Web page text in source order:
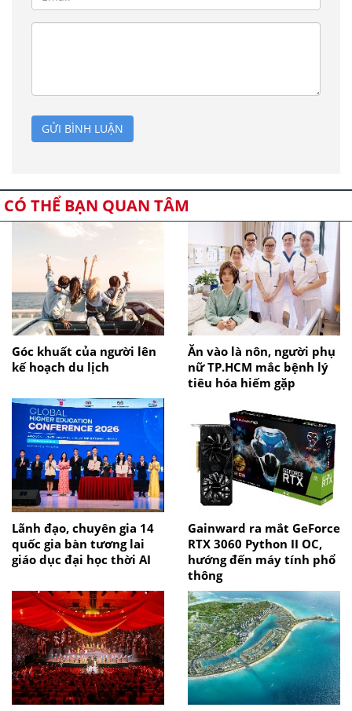
GỬI BÌNH LUẬN
CÓ THỂ BẠN QUAN TÂM
Góc khuất của người lên
kế hoạch du lịch
Ăn vào là nôn, người phụ
nữ TP.HCM mắc bệnh lý
tiêu hóa hiếm gặp
Lãnh đạo, chuyên gia 14
quốc gia bàn tương lai
giáo dục đại học thời AI
Gainward ra mắt GeForce
RTX 3060 Python II OC,
hướng đến máy tính phổ
thông